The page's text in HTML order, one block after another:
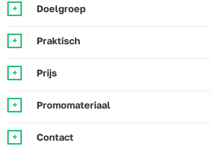
Doelgroep
Praktisch
Prijs
Promomateriaal
Contact